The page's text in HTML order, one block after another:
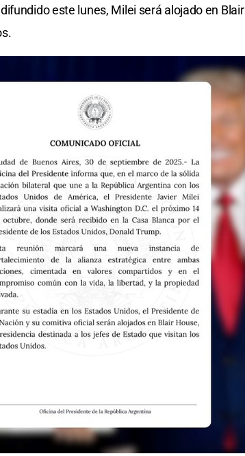
este lunes, Milei será alojado en